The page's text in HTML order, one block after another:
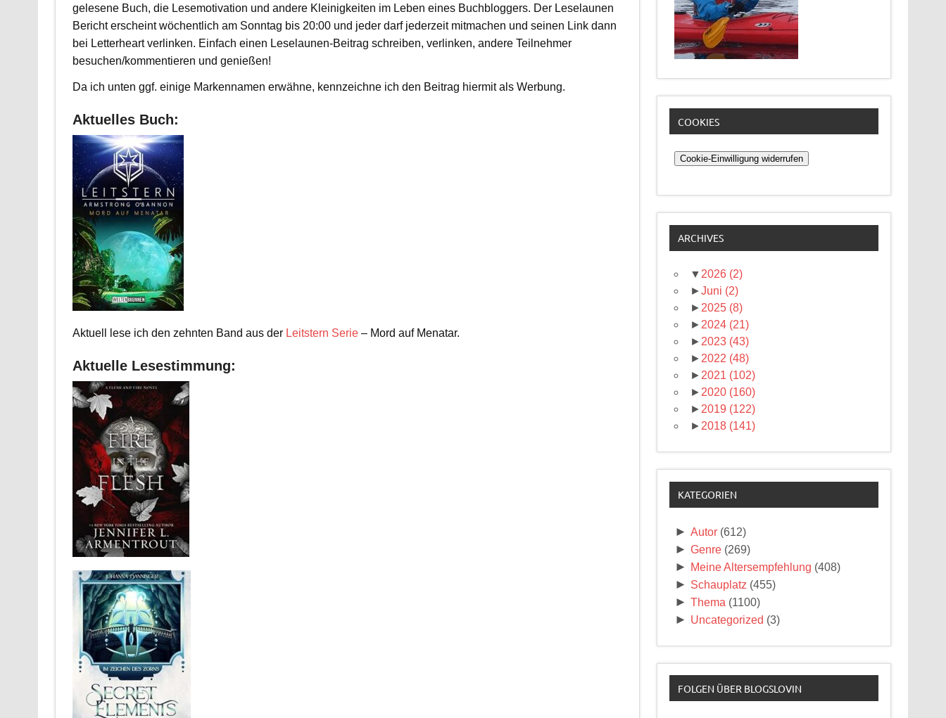
gelesene Buch, die Lesemotivation und andere Kleinigkeiten im Leben eines Buchbloggers. Der Leselaunen
Bericht erscheint wöchentlich am Sonntag bis 20:00 und jeder darf jederzeit mitmachen und seinen Link dann
bei Letterheart verlinken. Einfach einen Leselaunen-Beitrag schreiben, verlinken, andere Teilnehmer
besuchen/kommentieren und genießen!
Da ich unten ggf. einige Markennamen erwähne, kennzeichne ich den Beitrag hiermit als Werbung.
Aktuelles Buch:
Aktuell lese ich den zehnten Band aus derLeitstern Serie– Mord auf Menatar.
Aktuelle Lesestimmung:
COOKIES
Cookie-Einwilligung widerrufen
ARCHIVES
▼ 2026 (2)
►Juni (2)
► 2025 (8)
► 2024 (21)
► 2023 (43)
► 2022 (48)
► 2021 (102)
► 2020 (160)
► 2019 (122)
► 2018 (141)
KATEGORIEN
► Autor (612)
► Genre (269)
► Meine Altersempfehlung (408)
► Schauplatz (455)
► Thema (1100)
► Uncategorized (3)
FOLGEN ÜBER BLOGSLOVIN